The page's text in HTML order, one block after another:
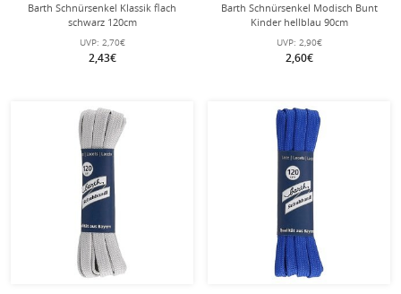
Barth Schnürsenkel Klassik flach
schwarz 120cm
UVP: 2,70€
2,43€
Barth Schnürsenkel Modisch Bunt
Kinder hellblau 90cm
UVP: 2,90€
2,60€